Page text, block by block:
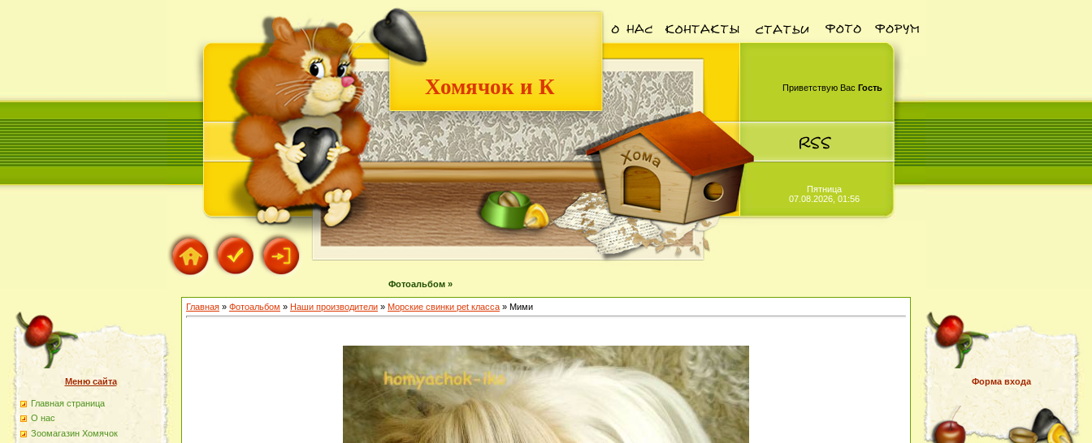
Хомячок и К Приветствую Вас Гость
Пятница
07.08.2026, 01:56
Фотоальбом »
Меню сайта
Главная страница
О наc
Зоомагазин Хомячок
Главная » Фотоальбом » Наши производители » Морские свинки pet класса » Мими
Форма входа